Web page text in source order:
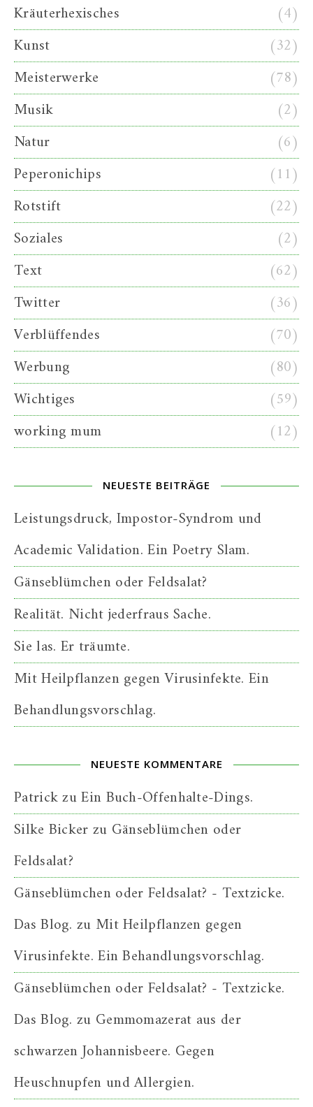
Kräuterhexisches
(4)
Kunst
(32)
Meisterwerke
(78)
Musik
(2)
Natur
(6)
Peperonichips
(11)
Rotstift
(22)
Soziales
(2)
Text
(62)
Twitter
(36)
Verblüffendes
(70)
Werbung
(80)
Wichtiges
(59)
working mum
(12)
NEUESTE BEITRÄGE
Leistungsdruck, Impostor-Syndrom und
Academic Validation. Ein Poetry Slam.
Gänseblümchen oder Feldsalat?
Realität. Nicht jederfraus Sache.
Sie las. Er träumte.
Mit Heilpflanzen gegen Virusinfekte. Ein
Behandlungsvorschlag.
NEUESTE KOMMENTARE
PatrickzuEin Buch-Offenhalte-Dings.
Silke Bickerzu Gänseblümchen oder
Feldsalat?
Gänseblümchen oder Feldsalat? - Textzicke.
Das Blog. zu Mit Heilpflanzen gegen
Virusinfekte. Ein Behandlungsvorschlag.
Gänseblümchen oder Feldsalat? - Textzicke.
Das Blog. zu Gemmomazerat aus der
schwarzen Johannisbeere. Gegen
Heuschnupfen und Allergien.